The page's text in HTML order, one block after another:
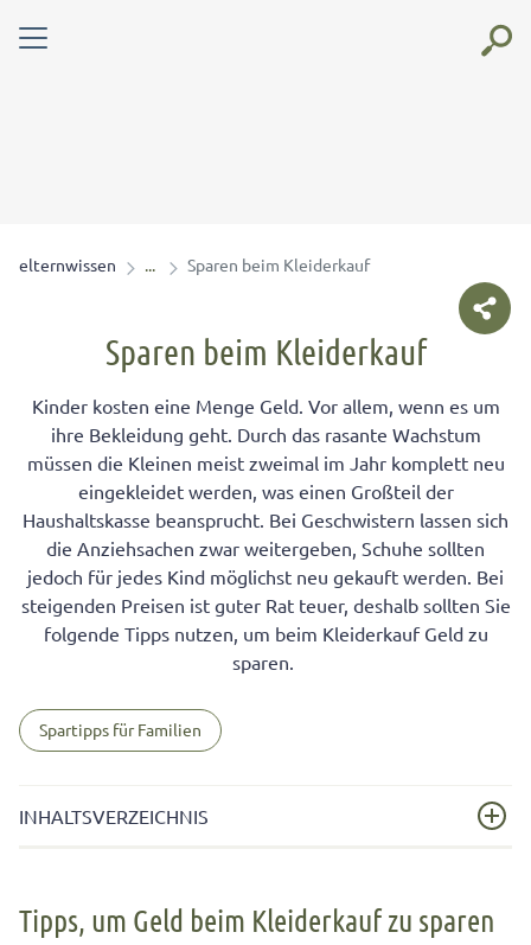
elternwissen Sparen beim Kleiderkauf
Sparen beim Kleiderkauf
Kinder kosten eine Menge Geld. Vor allem, wenn es um
ihre Bekleidung geht. Durch das rasante Wachstum
müssen die Kleinen meist zweimal im Jahr komplett neu
eingekleidet werden, was einen Großteil der
Haushaltskasse beansprucht. Bei Geschwistern lassen sich
die Anziehsachen zwar weitergeben, Schuhe sollten
jedoch für jedes Kind möglichst neu gekauft werden. Bei
steigenden Preisen ist guter Rat teuer, deshalb sollten Sie
folgende Tipps nutzen, um beim Kleiderkauf Geld zu
sparen.
Spartipps für Familien
INHALTSVERZEICHNIS
Greifen Sie auf Second-Hand-Ware zurück
Tipps, um Geld beim Kleiderkauf zu sparen